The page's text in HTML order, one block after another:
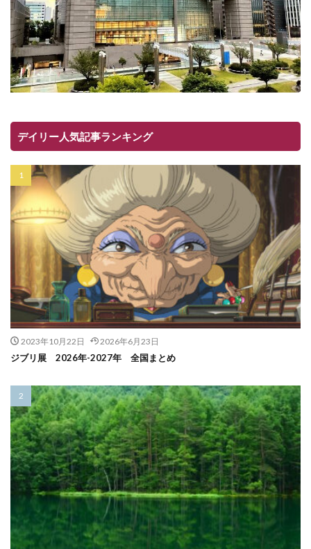
デイリー人気記事ランキング
2023年10月22日 2026年6月23日
ジブリ展 2026年-2027年 全国まとめ